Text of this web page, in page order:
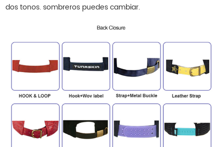
dos tonos.sombreros puedes cambiar.